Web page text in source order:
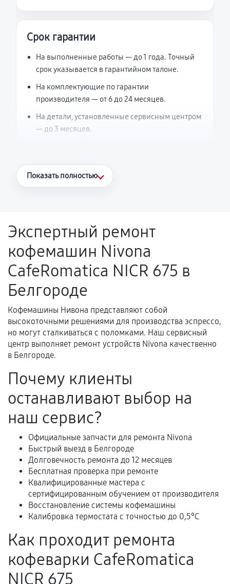
Срок гарантии
На выполненные работы — до 1 года. Точный
срок указывается в гарантийном талоне.
На комплектующие по гарантии
производителя — от 6 до 24 месяцев.
На детали, установленные сервисным центром
— до 3 месяцев.
Что считается гарантийным случаем
Поломка установленной детали при
нормальной эксплуатации в течение
гарантийного срока.
Несоответствие комплектующей заявленным
техническим характеристикам.
Документы для подтверждения
гарантии
Акт выполненных работ с датой, перечнем
услуг и сроком гарантии.
Документы на установленные комплектующие
и кассовый чек.
Расширенная гарантия
В некоторых случаях возможно оформление
расширенной гарантии. Стоимость, сроки и
условия продления согласовываются отдельно и
Когда гарантия не действует
Показать полностью
Экспертный ремонт
кофемашин Nivona
CafeRomatica NICR 675 в
Белгороде
Кофемашины Нивона представляют собой
высокоточными решениями для производства эспрессо,
но могут сталкиваться с поломками. Наш сервисный
центр выполняет ремонт устройств Nivona качественно
в Белгороде.
Почему клиенты
останавливают выбор на
наш сервис?
Официальные запчасти для ремонта Nivona
Быстрый выезд в Белгороде
Долговечность ремонта до 12 месяцев
Бесплатная проверка при ремонте
Квалифицированные мастера с
сертифицированным обучением от производителя
Восстановление системы кофемашины
Калибровка термостата с точностью до 0,5°C
Как проходит ремонта
кофеварки CafeRomatica
NICR 675